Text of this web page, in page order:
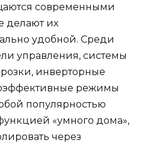
современными
делают их
удобной. Среди
управления, системы
инверторные
режимы
популярностью
«умного дома»,
через